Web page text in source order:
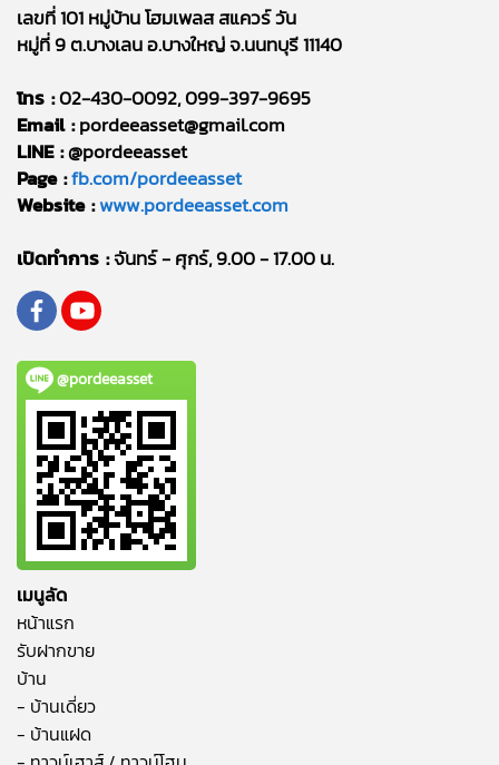
เลขที่ 101 หมู่บ้าน โฮมเพลส สแควร์ วัน
หมู่ที่ 9 ต.บางเลน อ.บางใหญ่ จ.นนทบุรี 11140
โทร :02-430-0092, 099-397-9695
Email :pordeeasset@gmail.com
LINE :@pordeeasset
Page :fb.com/pordeeasset
Website :www.pordeeasset.com
เปิดทำการ :จันทร์ - ศุกร์, 9.00 - 17.00 น.
@pordeeasset
เมนูลัด
หน้าแรก
รับฝากขาย
บ้าน
- บ้านเดี่ยว
- บ้านแฝด